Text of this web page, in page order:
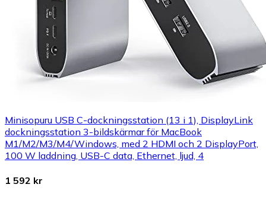
Minisopuru USB C-dockningsstation (13 i 1), DisplayLink
dockningsstation 3-bildskärmar för MacBook
M1/M2/M3/M4/Windows, med 2 HDMI och 2 DisplayPort,
100 W laddning, USB-C data, Ethernet, ljud, 4
1 592 kr